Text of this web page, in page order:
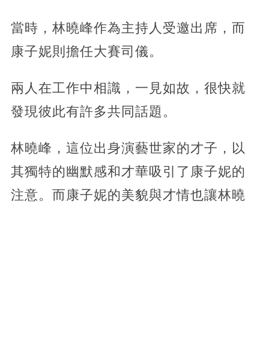
當時，林曉峰作為主持人受邀出席，而
康子妮則擔任大賽司儀。
兩人在工作中相識，一見如故，很快就
發現彼此有許多共同話題。
林曉峰，這位出身演藝世家的才子，以
其獨特的幽默感和才華吸引了康子妮的
注意。而康子妮的美貌與才情也讓林曉